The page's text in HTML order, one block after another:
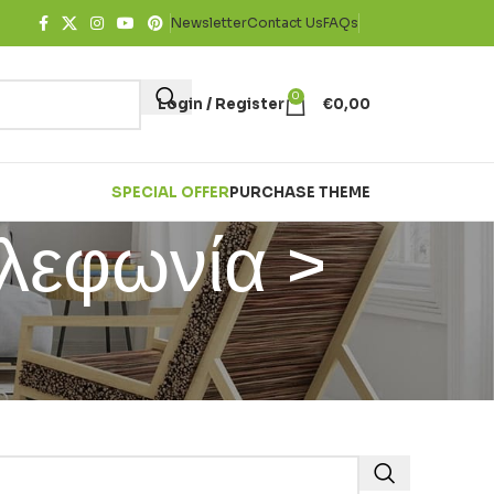
NewsletterContact UsFAQs
Login / Register 0 €0,00
SPECIAL OFFERPURCHASE THEME
>